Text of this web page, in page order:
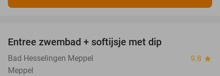
Entree zwembad + softijsje met dip
Bad Hesselingen Meppel 9.8 star
Meppel